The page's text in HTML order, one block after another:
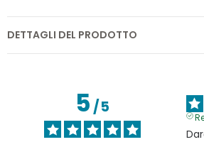
DETTAGLI DEL PRODOTTO
5/5